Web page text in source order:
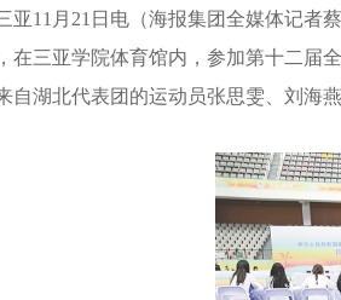
亚11月21日电（海报集团全媒体记者
在三亚学院体育馆内，参加第十二届
自湖北代表团的运动员张思雯、刘海